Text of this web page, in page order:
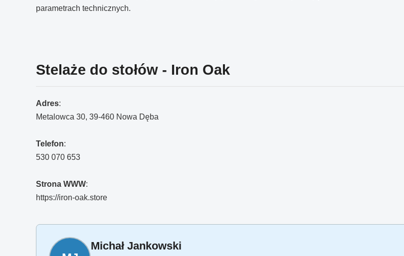
parametrach technicznych.
Stelaże do stołów - Iron Oak
Adres:
Metalowca 30, 39-460 Nowa Dęba
Telefon:
530 070 653
Strona WWW:
https://iron-oak.store
Michał Jankowski